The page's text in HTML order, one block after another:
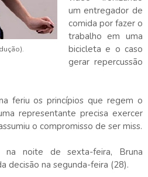
um entregador de
comida por fazer o
trabalho em uma
bicicleta e o caso
gerar repercussão
feriu os princípios que regem o
representante precisa exercer
o compromisso de ser miss.
na noite de sexta-feira, Bruna
decisão na segunda-feira (28).